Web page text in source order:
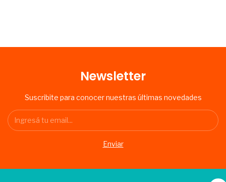
Newsletter
Suscribite para conocer nuestras últimas novedades